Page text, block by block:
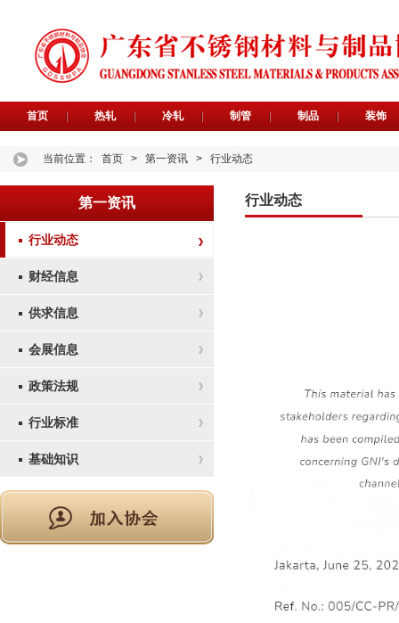
首页 热轧 冷轧 制管 制品 装饰
当前位置： 首页 > 第一资讯 > 行业动态
第一资讯
行业动态
财经信息
供求信息
会展信息
政策法规
行业标准
基础知识
行业动态